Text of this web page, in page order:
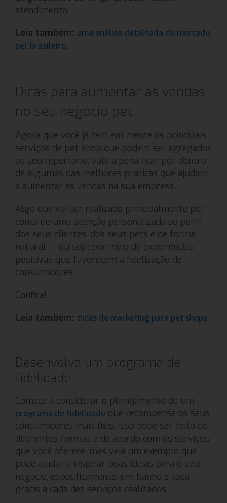
atendimento.
Leia também: uma análise detalhada do mercado
pet brasileiro.
Dicas para aumentar as vendas
no seu negócio pet
Agora que você já tem em mente os principais
serviços de pet shop que podem ser agregados
ao seu repertório, vale a pena ficar por dentro
de algumas das melhores práticas que ajudam
a aumentar as vendas na sua empresa.
Algo que vai ser realizado principalmente por
conta de uma atenção personalizada ao perfil
dos seus clientes, dos seus pets e de forma
natural — ou seja: por meio de experiências
positivas que favorecem a fidelização de
consumidores.
Confira!
Leia também: dicas de marketing para pet shops
Desenvolva um programa de
fidelidade
Comece a considerar o planejamento de um
programa de fidelidade que recompense os seus
consumidores mais fiéis. Isso pode ser feito de
diferentes formas e de acordo com os serviços
que você oferece, mas veja um exemplo que
pode ajudar a inspirar boas ideias para o seu
negócio, especificamente: um banho e tosa
grátis a cada dez serviços realizados.